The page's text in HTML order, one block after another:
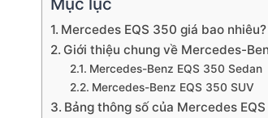
Mercedes EQS 350 giá bao nhiêu?
Giới thiệu chung về Mercedes-
Mercedes-Benz EQS 350 Sedan
Mercedes-Benz EQS 350 SUV
Bảng thông số của Mercedes